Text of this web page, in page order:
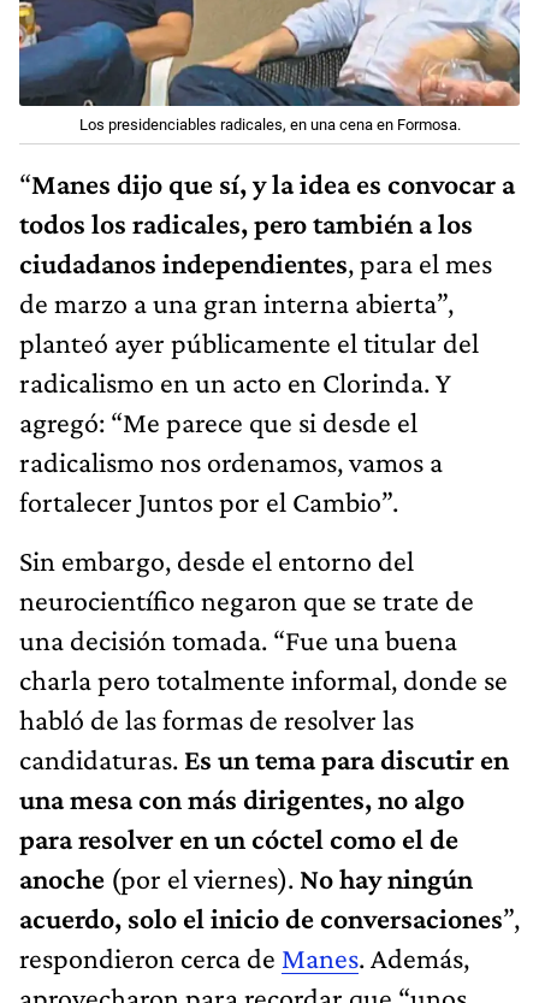
Los presidenciables radicales, en una cena en Formosa.
“Manes dijo que sí, y la idea es convocar a
todos los radicales, pero también a los
ciudadanos independientes, para el mes
de marzo a una gran interna abierta”,
planteó ayer públicamente el titular del
radicalismo en un acto en Clorinda. Y
agregó: “Me parece que si desde el
radicalismo nos ordenamos, vamos a
fortalecer Juntos por el Cambio”.
Sin embargo, desde el entorno del
neurocientífico negaron que se trate de
una decisión tomada. “Fue una buena
charla pero totalmente informal, donde se
habló de las formas de resolver las
candidaturas. Es un tema para discutir en
una mesa con más dirigentes, no algo
para resolver en un cóctel como el de
anoche (por el viernes). No hay ningún
acuerdo, solo el inicio de conversaciones”,
respondieron cerca de Manes. Además,